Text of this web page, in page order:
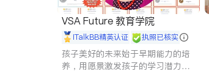
VSA Future 教育学院
iTalkBB精英认证 执照已核实
孩子美好的未来始于早期能力的培
养，用愿景激发孩子的学习潜力和